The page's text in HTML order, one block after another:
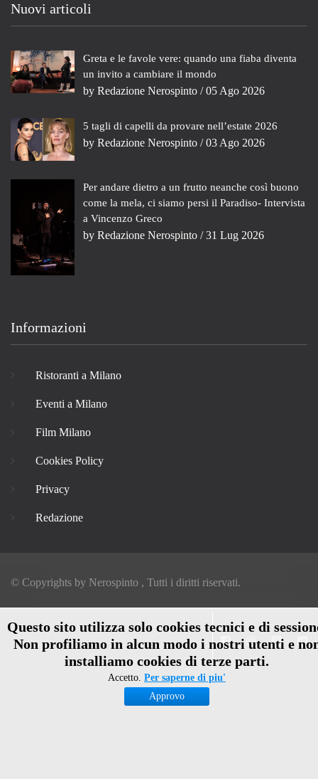
Questo sito utilizza solo cookies tecnici e di
Non profiliamo in alcun modo i nostri utenti e
installiamo cookies di terze parti.
Accetto. Per saperne di piu'
Approvo
Nuovi articoli
Greta e le favole vere: quando una fiaba diventa
un invito a cambiare il mondo
by Redazione Nerospinto / 05 Ago 2026
5 tagli di capelli da provare nell’estate 2026
by Redazione Nerospinto / 03 Ago 2026
Per andare dietro a un frutto neanche così buono
come la mela, ci siamo persi il Paradiso- Intervista
a Vincenzo Greco
by Redazione Nerospinto / 31 Lug 2026
Informazioni
Ristoranti a Milano
Eventi a Milano
Film Milano
Cookies Policy
Privacy
Redazione
© Copyrights by Nerospinto , Tutti i diritti riservati.